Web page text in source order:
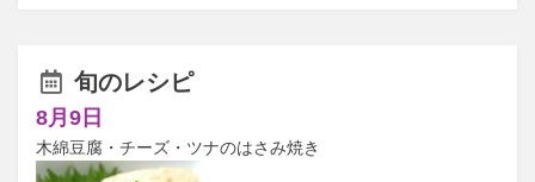
旬のレシピ
8月9日
木綿豆腐・チーズ・ツナのはさみ焼き